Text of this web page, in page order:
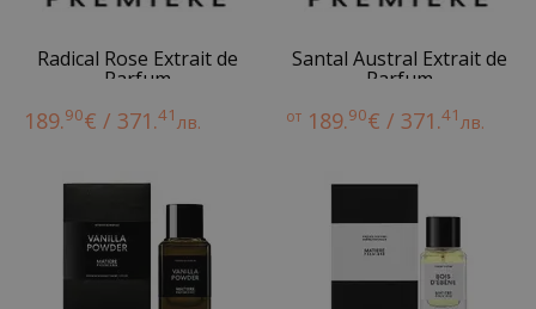
Radical Rose Extrait de
Parfum
189.90€ / 371.41лв.
Santal Austral Extrait de
Parfum
от 189.90€ / 371.41лв.